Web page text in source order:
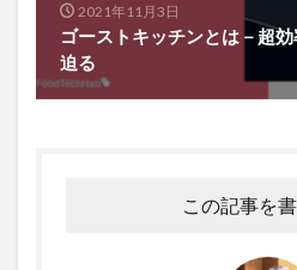
2021年11月3日
ゴーストキッチンとは－超
迫る
この記事を